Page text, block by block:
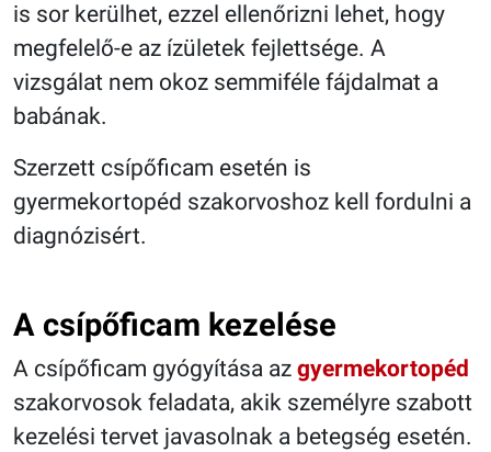
is sor kerülhet, ezzel ellenőrizni lehet, hogy
megfelelő-e az ízületek fejlettsége. A
vizsgálat nem okoz semmiféle fájdalmat a
babának.
Szerzett csípőficam esetén is
gyermekortopéd szakorvoshoz kell fordulni a
diagnózisért.
A csípőficam kezelése
A csípőficam gyógyítása az gyermekortopéd
szakorvosok feladata, akik személyre szabott
kezelési tervet javasolnak a betegség esetén.